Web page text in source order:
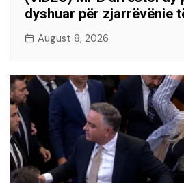
dyshuar për zjarrëvënie
August 8, 2026